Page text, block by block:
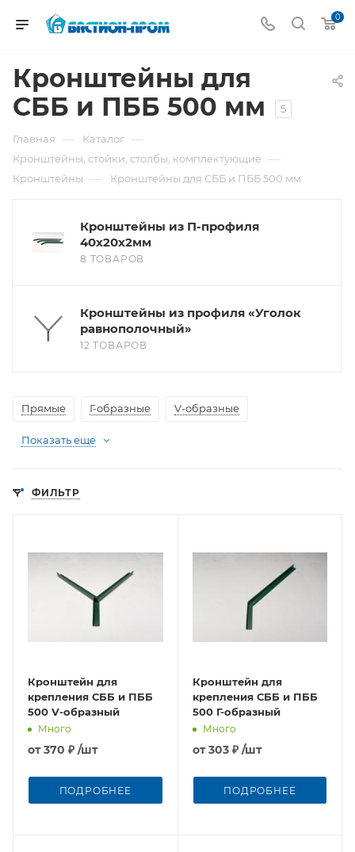
0
Кронштейны для
СББ и ПББ 500 мм
5
Главная — Каталог —
Кронштейны, стойки, столбы, комплектующие —
Кронштейны — Кронштейны для СББ и ПББ 500 мм
Кронштейны из П-профиля
40х20х2мм
8 ТОВАРОВ
Кронштейны из профиля «Уголок
равнополочный»
12 ТОВАРОВ
Прямые Г-образные V-образные
Показать еще
ФИЛЬТР
Кронштейн для
крепления СББ и ПББ
500 V-образный
Много
от370 ₽ /шт
ПОДРОБНЕЕ
Кронштейн для
крепления СББ и ПББ
500 Г-образный
Много
от303 ₽ /шт
ПОДРОБНЕЕ